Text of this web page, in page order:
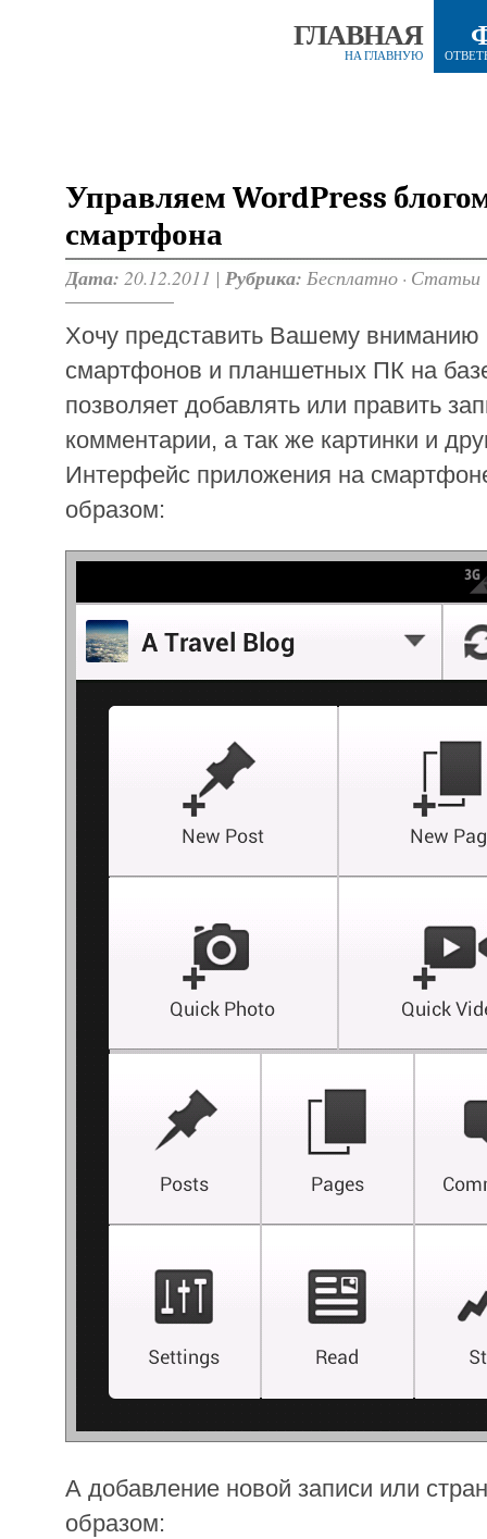
ГЛАВНАЯ
НА ГЛАВНУЮ
Управляем WordPress
смартфона
Дата: 20.12.2011 | Рубрика: Бесплатно · Статьи
Хочу представить Вашему
смартфонов и планшетных ПК на
позволяет добавлять или править
комментарии, а так же картинки и
Интерфейс приложения на
образом:
А добавление новой записи или
образом: